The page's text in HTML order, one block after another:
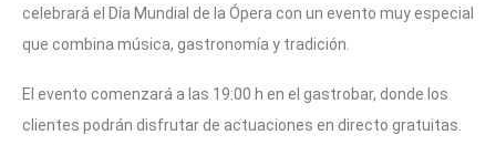
celebrará el Día Mundial de la Ópera con un evento muy especial
que combina música, gastronomía y tradición.
El evento comenzará a las 19:00 h en el gastrobar, donde los
clientes podrán disfrutar de actuaciones en directo gratuitas.